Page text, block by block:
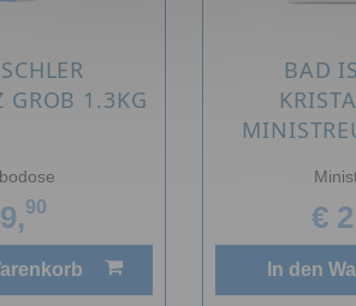
GROB 1.3KG
90
BAD
€
In den